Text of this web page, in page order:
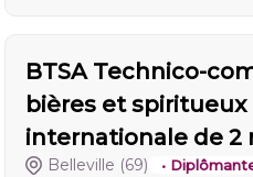
BTSA Technico-
bières et
internationale de 2
Belleville (69) •